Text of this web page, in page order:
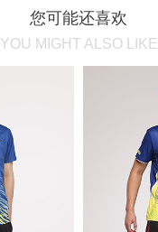
您可能还喜欢
YOU MIGHT ALSO LIKE